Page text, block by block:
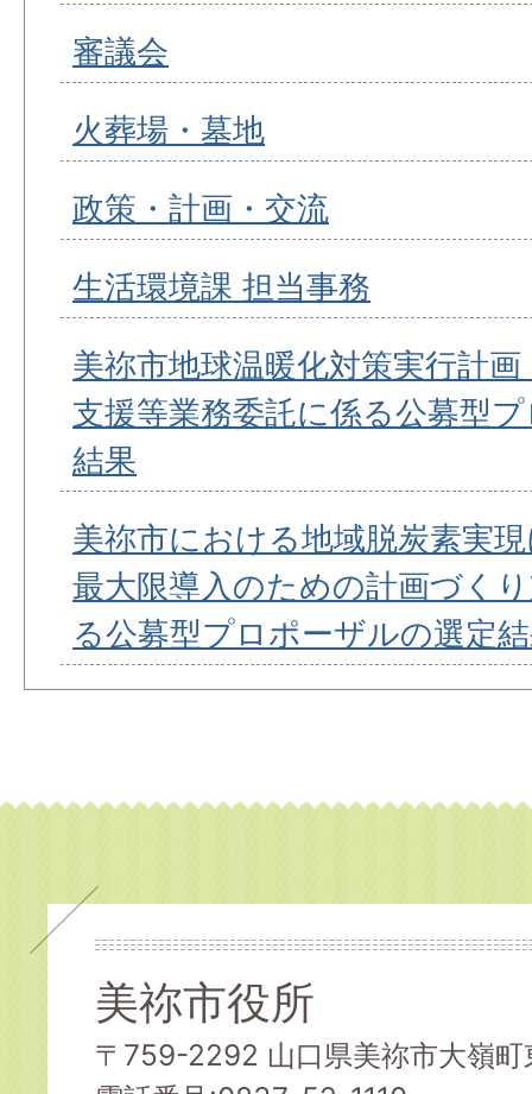
審議会
火葬場・墓地
政策・計画・交流
生活環境課 担当事務
美祢市地球温暖化対策実行計
支援等業務委託に係る公募型
結果
美祢市における地域脱炭素実
最大限導入のための計画づく
る公募型プロポーザルの選定
美祢市役所
〒759-2292 山口県美祢市大嶺